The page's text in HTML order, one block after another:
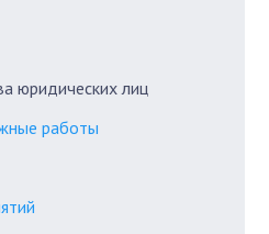
юридических лиц
работы